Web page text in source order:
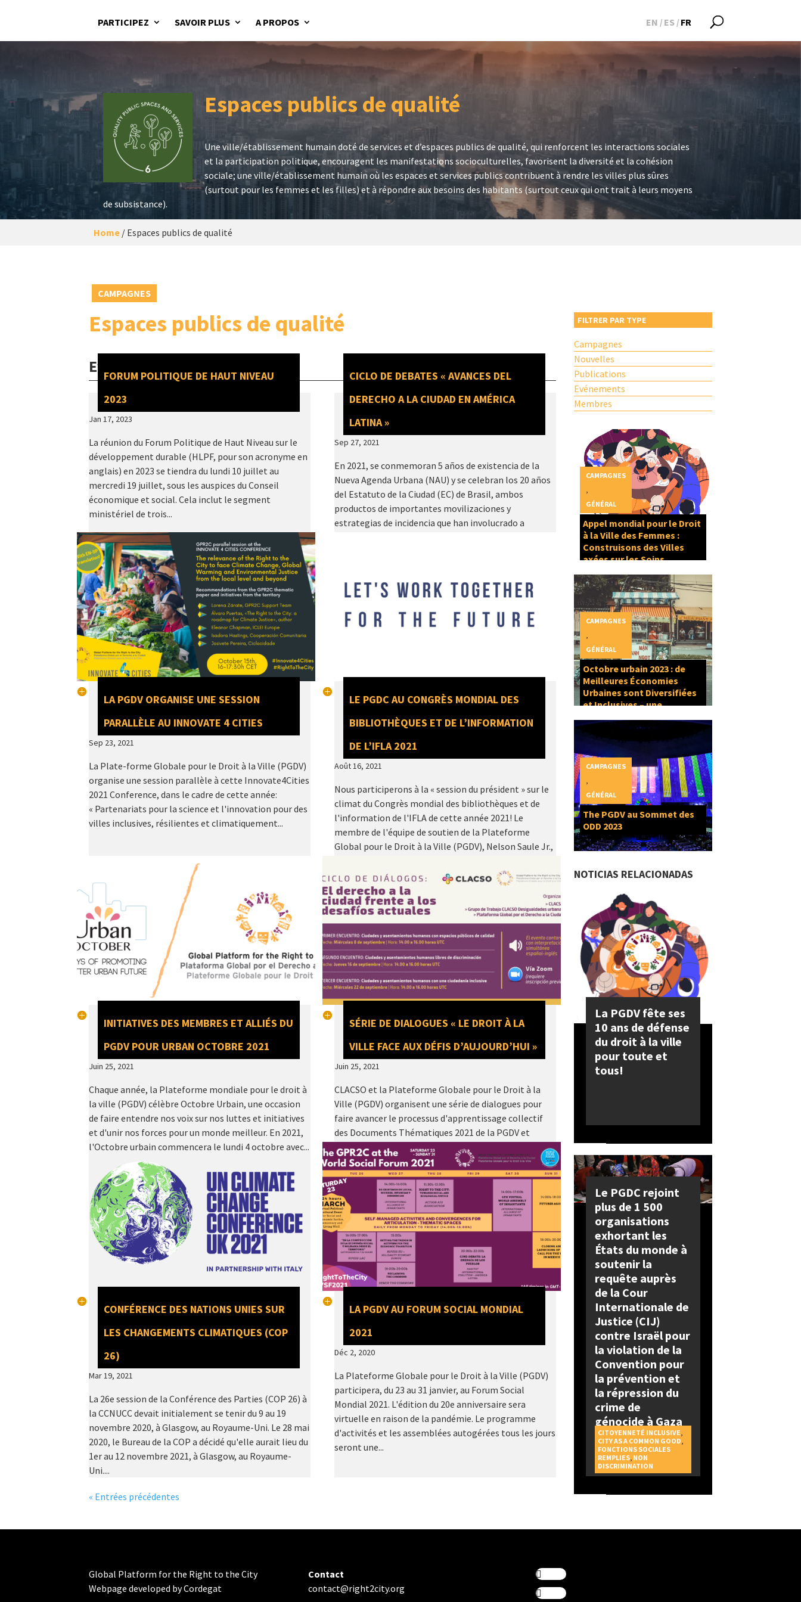
PARTICIPEZ SAVOIR PLUS A PROPOS EN ES FR
Espaces publics de qualité
Une ville/établissement humain doté de services et d’espaces publics de qualité, qui renforcent les interactions sociales
et la participation politique, encouragent les manifestations socioculturelles, favorisent la diversité et la cohésion
sociale; une ville/établissement humain où les espaces et services publics contribuent à rendre les villes plus sûres
(surtout pour les femmes et les filles) et à répondre aux besoins des habitants (surtout ceux qui ont trait à leurs moyens
de subsistance).
Home / Espaces publics de qualité
CAMPAGNES
Espaces publics de qualité
Evénements
FORUM POLITIQUE DE HAUT NIVEAU
2023
Jan 17, 2023
La réunion du Forum Politique de Haut Niveau sur le
développement durable (HLPF, pour son acronyme en
anglais) en 2023 se tiendra du lundi 10 juillet au
mercredi 19 juillet, sous les auspices du Conseil
économique et social. Cela inclut le segment
ministériel de trois...
CICLO DE DEBATES « AVANCES DEL
DERECHO A LA CIUDAD EN AMÉRICA
LATINA »
Sep 27, 2021
En 2021, se conmemoran 5 años de existencia de la
Nueva Agenda Urbana (NAU) y se celebran los 20 años
del Estatuto de la Ciudad (EC) de Brasil, ambos
productos de importantes movilizaciones y
estrategias de incidencia que han involucrado a
LA PGDV ORGANISE UNE SESSION
PARALLÈLE AU INNOVATE 4 CITIES
Sep 23, 2021
La Plate-forme Globale pour le Droit à la Ville (PGDV)
organise une session parallèle à cette Innovate4Cities
2021 Conference, dans le cadre de cette année:
« Partenariats pour la science et l'innovation pour des
villes inclusives, résilientes et climatiquement...
LE PGDC AU CONGRÈS MONDIAL DES
BIBLIOTHÈQUES ET DE L’INFORMATION
DE L’IFLA 2021
Août 16, 2021
Nous participerons à la « session du président » sur le
climat du Congrès mondial des bibliothèques et de
l'information de l'IFLA de cette année 2021! Le
membre de l'équipe de soutien de la Plateforme
Global pour le Droit à la Ville (PGDV), Nelson Saule Jr.,
INITIATIVES DES MEMBRES ET ALLIÉS DU
PGDV POUR URBAN OCTOBRE 2021
Juin 25, 2021
Chaque année, la Plateforme mondiale pour le droit à
la ville (PGDV) célèbre Octobre Urbain, une occasion
de faire entendre nos voix sur nos luttes et initiatives
et d'unir nos forces pour un monde meilleur. En 2021,
l'Octobre urbain commencera le lundi 4 octobre avec...
SÉRIE DE DIALOGUES « LE DROIT À LA
VILLE FACE AUX DÉFIS D’AUJOURD’HUI »
Juin 25, 2021
CLACSO et la Plateforme Globale pour le Droit à la
Ville (PGDV) organisent une série de dialogues pour
faire avancer le processus d'apprentissage collectif
des Documents Thématiques 2021 de la PGDV et
présenter le cahier "Le droit à la ville face aux défis...
CONFÉRENCE DES NATIONS UNIES SUR
LES CHANGEMENTS CLIMATIQUES (COP
26)
Mar 19, 2021
La 26e session de la Conférence des Parties (COP 26) à
la CCNUCC devait initialement se tenir du 9 au 19
novembre 2020, à Glasgow, au Royaume-Uni. Le 28 mai
2020, le Bureau de la COP a décidé qu'elle aurait lieu du
1er au 12 novembre 2021, à Glasgow, au Royaume-
Uni....
LA PGDV AU FORUM SOCIAL MONDIAL
2021
Déc 2, 2020
La Plateforme Globale pour le Droit à la Ville (PGDV)
participera, du 23 au 31 janvier, au Forum Social
Mondial 2021. L'édition du 20e anniversaire sera
virtuelle en raison de la pandémie. Le programme
d'activités et les assemblées autogérées tous les jours
seront une...
« Entrées précédentes
FILTRER PAR TYPE
Campagnes
Nouvelles
Publications
Evénements
Membres
Appel mondial pour le Droit
à la Ville des Femmes :
Construisons des Villes
axées sur les Soins
CAMPAGNES
GÉNÉRAL
Octobre urbain 2023 : de
Meilleures Économies
Urbaines sont Diversifiées
et Inclusives – une
Ville
CAMPAGNES
GÉNÉRAL
The PGDV au Sommet des
ODD 2023
CAMPAGNES
GÉNÉRAL
NOTICIAS RELACIONADAS
La PGDV fête ses
10 ans de défense
du droit à la ville
pour toute et
tous!
Le PGDC rejoint
plus de 1 500
organisations
exhortant les
États du monde à
soutenir la
requête auprès
de la Cour
Internationale de
Justice (CIJ)
contre Israël pour
la violation de la
Convention pour
la prévention et
la répression du
crime de
génocide à Gaza
CITOYENNETÉ INCLUSIVE,
CITY AS A COMMON GOOD,
FONCTIONS SOCIALES
REMPLIES, NON
DISCRIMINATION
Global Platform for the Right to the City
Webpage developed by Cordegat
Contact
contact@right2city.org
Suivre
Suivre